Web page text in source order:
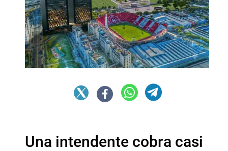
Una intendente cobra casi